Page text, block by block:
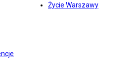
Życie Warszawy